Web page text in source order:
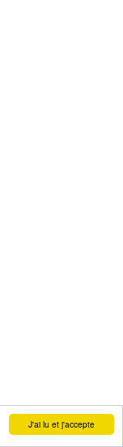
J'ai lu et j'accepte